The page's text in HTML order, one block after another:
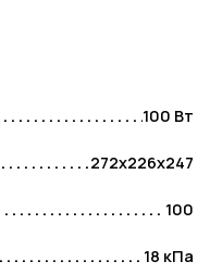
100 Вт
272х226х247
100
18 кПа